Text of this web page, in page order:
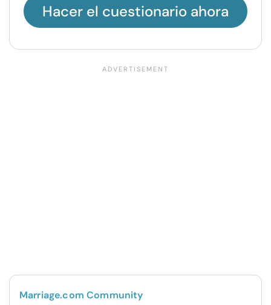
Hacer el cuestionario ahora
Marriage.com Community